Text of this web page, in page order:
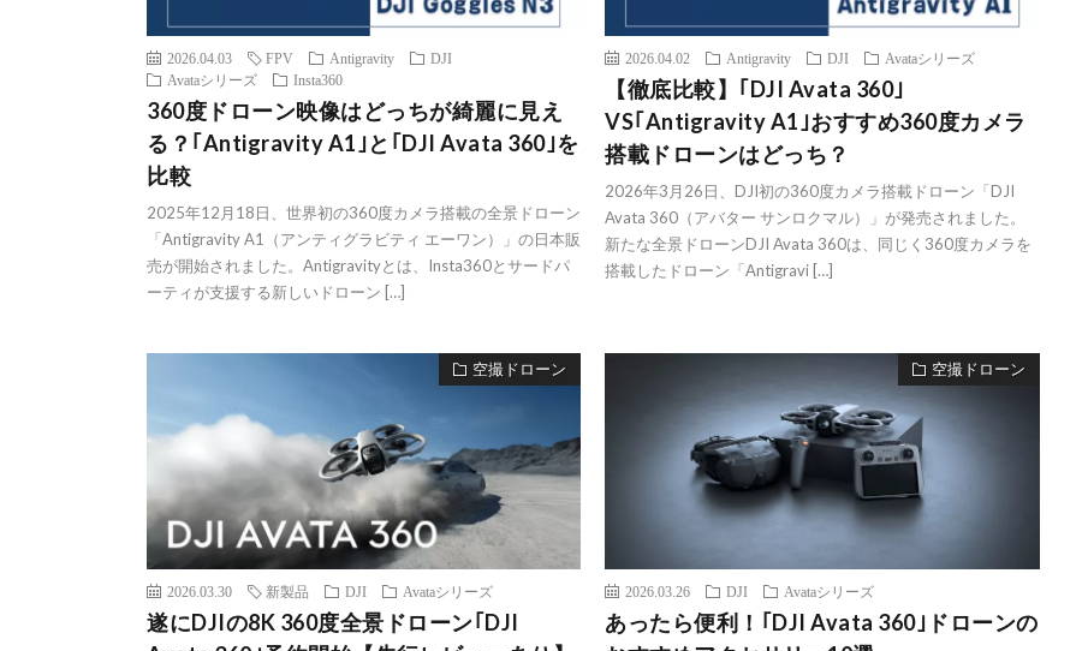
2026.04.03 FPV Antigravity
DJI
Avataシリーズ
Insta360
360度ドローン映像はどっちが綺麗に見え
る？｢Antigravity A1｣と｢DJI Avata 360｣を
比較
2025年12月18日、世界初の360度カメラ搭載の全景ドローン
「Antigravity A1（アンティグラビティ エーワン）」の日本販
売が開始されました。Antigravityとは、Insta360とサードパ
ーティが支援する新しいドローン […]
2026.04.02 Antigravity DJI Avataシリーズ
【徹底比較】｢DJI Avata 360｣
VS｢Antigravity A1｣おすすめ360度カメラ
搭載ドローンはどっち？
2026年3月26日、DJI初の360度カメラ搭載ドローン「DJI
Avata 360（アバター サンロクマル）」が発売されました。
新たな全景ドローンDJI Avata 360は、同じく360度カメラを
搭載したドローン「Antigravi […]
空撮ドローン
2026.03.30 新製品 DJI Avataシリーズ
遂にDJIの8K 360度全景ドローン｢DJI
空撮ドローン
2026.03.26 DJI Avataシリーズ
あったら便利！｢DJI Avata 360｣ドローンの